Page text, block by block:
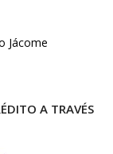
Jácome
A TRAVÉS